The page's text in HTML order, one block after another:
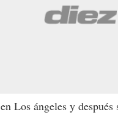
Los ángeles y después